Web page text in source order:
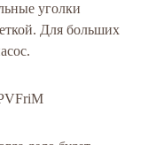
уголки
Для больших